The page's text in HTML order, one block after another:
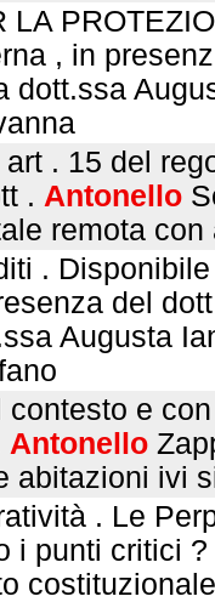
LA
, in
dott.ssa
art . 15 del
. Antonello
remota
.
del
Augusta
contesto e
Antonello
abitazioni ivi
. Le
i punti critici ?